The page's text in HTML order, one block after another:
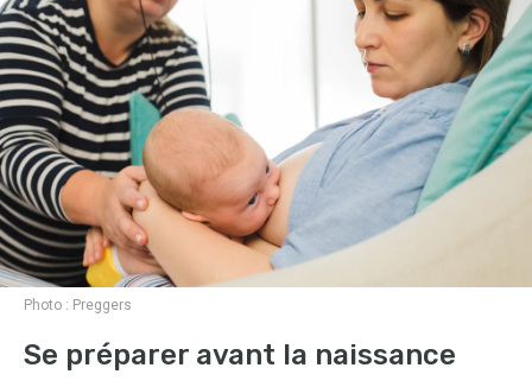
Photo : Preggers
Se préparer avant la naissance